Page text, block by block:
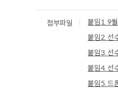
첨부파일
붙임1. 9
붙임2. 선
붙임3. 선
붙임4. 선
붙임5. 드